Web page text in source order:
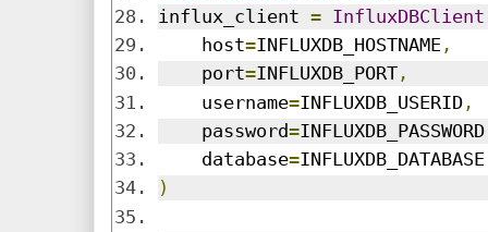
influx_client = InfluxDBClient
    host
=INFLUXDB_HOSTNAME ,
    port
=INFLUXDB_PORT ,
    username
=INFLUXDB_USERID ,
    password
=INFLUXDB_PASSWORD
    database
=INFLUXDB_DATABASE
)